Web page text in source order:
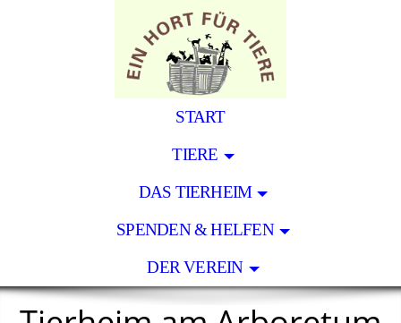
START
TIERE
DAS TIERHEIM
SPENDEN & HELFEN
DER VEREIN